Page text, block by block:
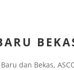
dan Bekas,